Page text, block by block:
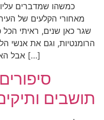
מאחורי הקלעים של
שגר כאן שנים, ראיתי
הרומנטיות, וגם את אנשי
אבל האמת? העולם הזה הרבה יותר מורכב […]
תושבים